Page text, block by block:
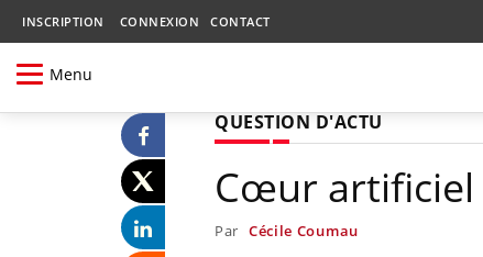
INSCRIPTION CONNEXION CONTACT
Menu
QUESTION D'ACTU
Cœur artificiel
Par Cécile Coumau